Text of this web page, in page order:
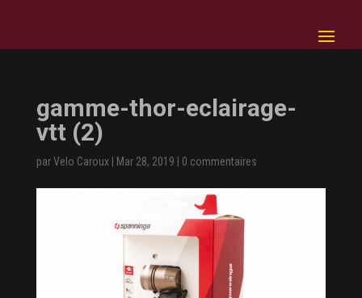
gamme-thor-eclairage-
vtt (2)
parVelo Caroux| Mar 28, 2019 0 commentaires